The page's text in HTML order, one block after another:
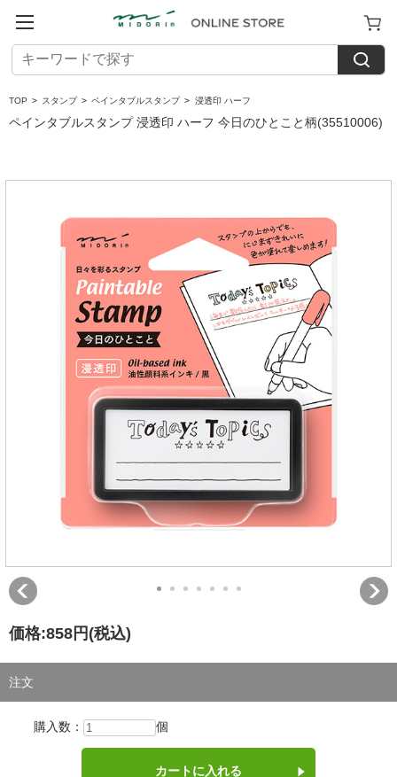
TOP > スタンプ > ペインタブルスタンプ > 浸透印 ハーフ
ペインタブルスタンプ 浸透印 ハーフ 今日のひとこと柄(35510006)
価格:858円 (税込)
注文
購入数： 個